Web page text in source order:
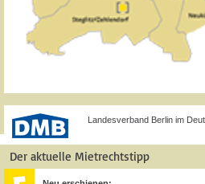
Landesverband Berlin im
Der aktuelle Mietrechtstipp